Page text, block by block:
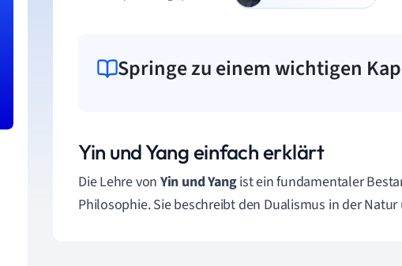
Springe zu einem wichtigen
Yin und Yang einfach erklärt
Die Lehre von Yin und Yangist ein fundamentaler
Philosophie. Sie beschreibt den Dualismus in der